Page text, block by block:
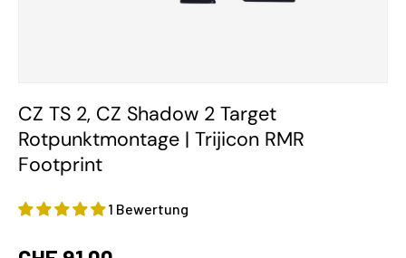
CZ TS 2, CZ Shadow 2 Target
Rotpunktmontage | Trijicon RMR
Footprint
1 Bewertung